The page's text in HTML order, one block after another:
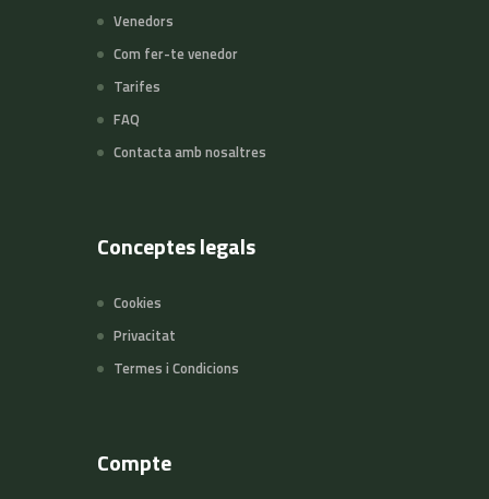
Venedors
Com fer-te venedor
Tarifes
FAQ
Contacta amb nosaltres
Conceptes legals
Cookies
Privacitat
Termes i Condicions
Compte